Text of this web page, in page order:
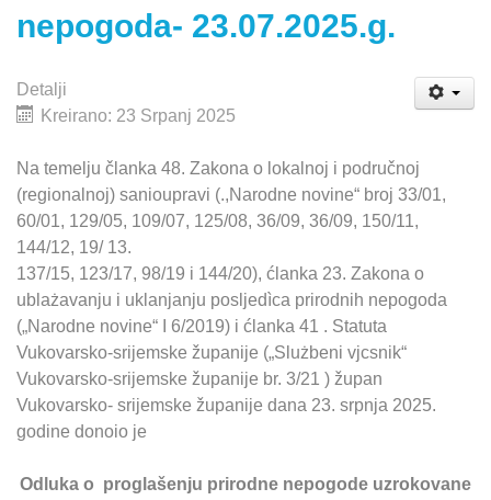
nepogoda- 23.07.2025.g.
Detalji
Kreirano: 23 Srpanj 2025
Na temelju članka 48. Zakona o lokalnoj i područnoj
(regionalnoj) sanioupravi (.,Narodne novine“ broj 33/01,
60/01, 129/05, 109/07, 125/08, 36/09, 36/09, 150/11,
144/12, 19/ 13.
137/15, 123/17, 98/19 i 144/20), ćlanka 23. Zakona o
ublażavanju i uklanjanju posljedìca prirodnih nepogoda
(„Narodne novine“ I 6/2019) i ćlanka 41 . Statuta
Vukovarsko-srijemske županije („Slużbeni vjcsnik“
Vukovarsko-srijemske županije br. 3/21 ) župan
Vukovarsko- srijemske županije dana 23. srpnja 2025.
godine donoio je
Odluka o proglašenju prirodne nepogode uzrokovane